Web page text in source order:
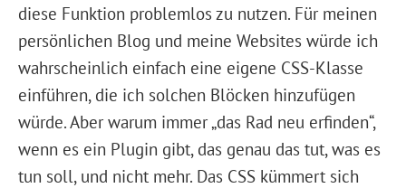
diese Funktion problemlos zu nutzen. Für meinen
persönlichen Blog und meine Websites würde ich
wahrscheinlich einfach eine eigene CSS-Klasse
einführen, die ich solchen Blöcken hinzufügen
würde. Aber warum immer „das Rad neu erfinden“,
wenn es ein Plugin gibt, das genau das tut, was es
tun soll, und nicht mehr. Das CSS kümmert sich